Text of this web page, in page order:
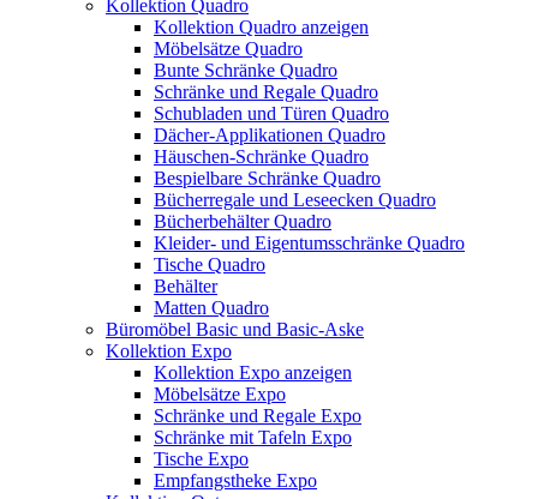
Kollektion Quadro
Kollektion Quadro anzeigen
Möbelsätze Quadro
Bunte Schränke Quadro
Schränke und Regale Quadro
Schubladen und Türen Quadro
Dächer-Applikationen Quadro
Häuschen-Schränke Quadro
Bespielbare Schränke Quadro
Bücherregale und Leseecken Quadro
Bücherbehälter Quadro
Kleider- und Eigentumsschränke Quadro
Tische Quadro
Behälter
Matten Quadro
Büromöbel Basic und Basic-Aske
Kollektion Expo
Kollektion Expo anzeigen
Möbelsätze Expo
Schränke und Regale Expo
Schränke mit Tafeln Expo
Tische Expo
Empfangstheke Expo